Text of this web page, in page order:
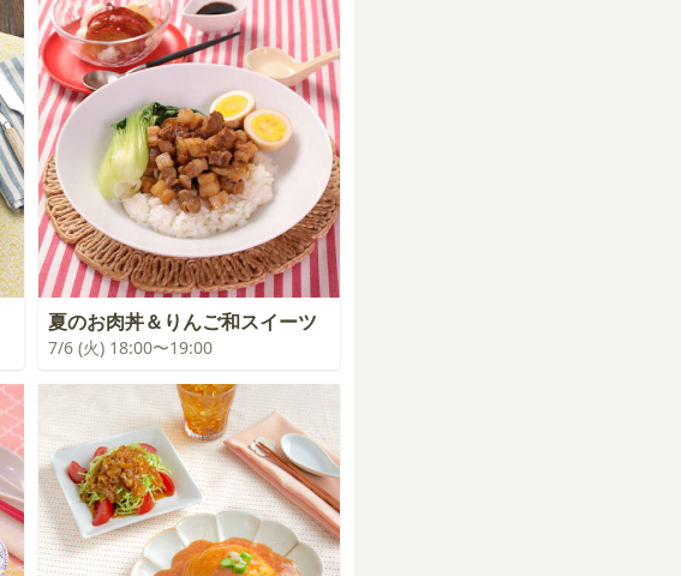
夏のお肉丼＆りんご和スイーツ
7/6 (火) 18:00〜19:00